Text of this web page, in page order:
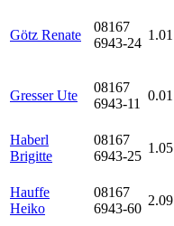
Götz Renate
08167
6943-24
1.01
Gresser Ute
08167
6943-11
0.01
Haberl
Brigitte
08167
6943-25
1.05
Hauffe
Heiko
08167
6943-60
2.09